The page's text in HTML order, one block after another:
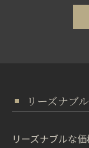
リーズナブ
リーズナブルな